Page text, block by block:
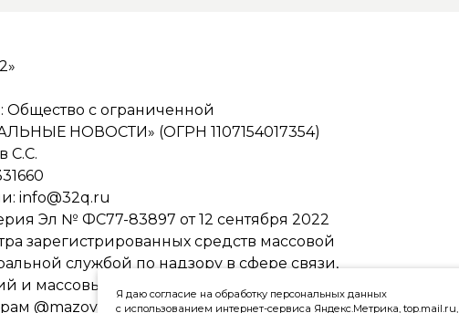
Общество с ограниченной
НОВОСТИ» (ОГРН 1107154017354)
С.С.
info@32q.ru
Эл № ФС77-83897 от 12 сентября 2022
зарегистрированных средств массовой
службой по надзору в сфере связи,
и массовых коммуникаций
@mazov
Я даю согласие на обработку персональных данных
с использованием интернет-сервиса Яндекс.Метрика, top.mail.ru,